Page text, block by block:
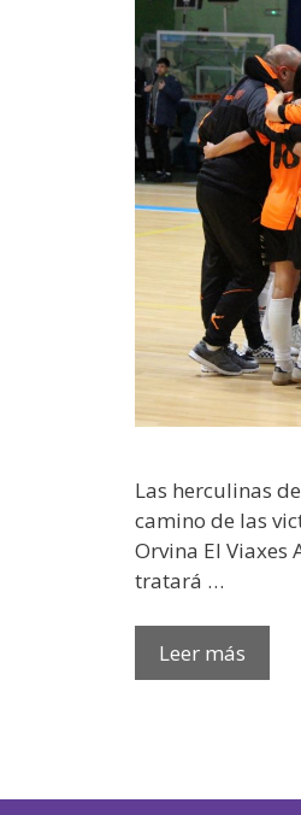
Las herculinas
camino de las
Orvina El Viaxes
tratará …
Leer más